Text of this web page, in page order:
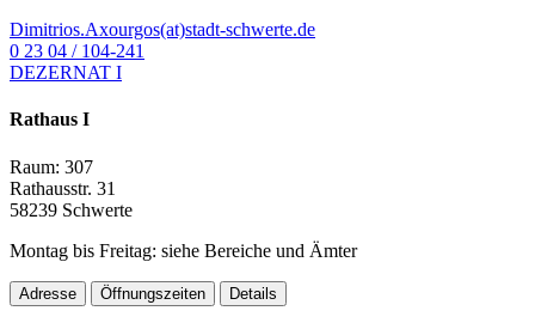
Dimitrios.Axourgos(at)stadt-schwerte.de
0 23 04 / 104-241
DEZERNAT I
Rathaus I
Raum: 307
Rathausstr. 31
58239 Schwerte
Montag bis Freitag: siehe Bereiche und Ämter
Adresse Öffnungszeiten Details